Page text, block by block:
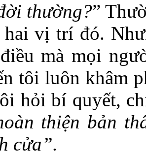
thường?”
hai vị trí đó.
mà mọi
tôi luôn khâm
hỏi bí quyết,
thiện bản
cửa”.